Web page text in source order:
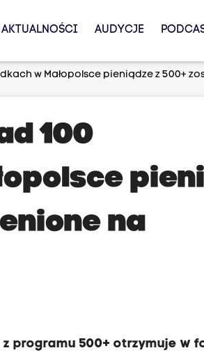
AKTUALNOŚCI AUDYCJE
w Małopolsce pieniądze z 500+
100
na
programu 500+ otrzymuje w